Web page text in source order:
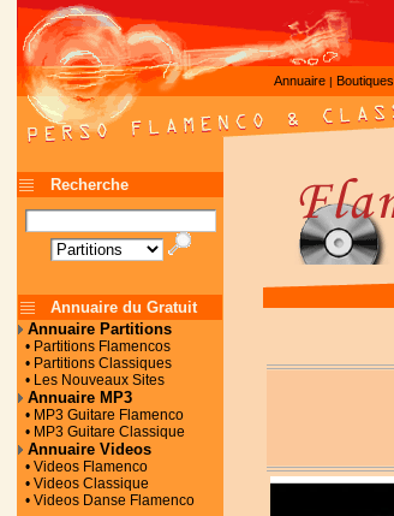
Annuaire | Boutiques
Recherche
Annuaire du Gratuit
Annuaire Partitions
• Partitions Flamencos
• Partitions Classiques
• Les Nouveaux Sites
Annuaire MP3
• MP3 Guitare Flamenco
• MP3 Guitare Classique
Annuaire Videos
• Videos Flamenco
• Videos Classique
• Videos Danse Flamenco